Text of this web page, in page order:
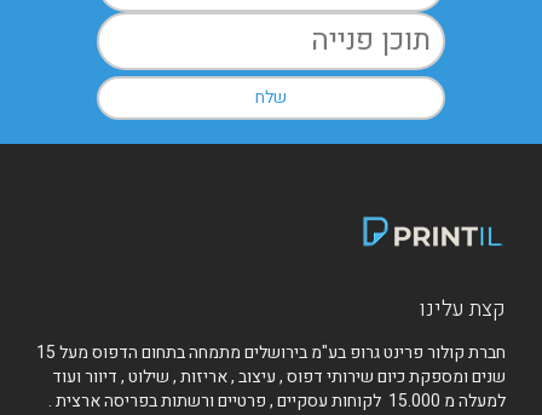
קצת עלינו
חברת קולור פרינט גרופ בע"מ בירושלים מתמחה בתחום הדפוס מעל 15
שנים ומספקת כיום שירותי דפוס , עיצוב , אריזות , שילוט , דיוור ועוד
למעלה מ 15.000 לקוחות עסקיים , פרטיים ורשתות בפריסה ארצית .